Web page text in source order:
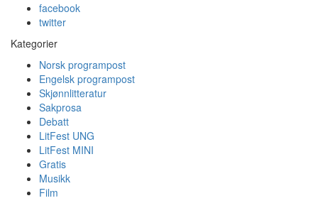
facebook
twitter
Kategorier
Norsk programpost
Engelsk programpost
Skjønnlitteratur
Sakprosa
Debatt
LitFest UNG
LitFest MINI
Gratis
Musikk
Film